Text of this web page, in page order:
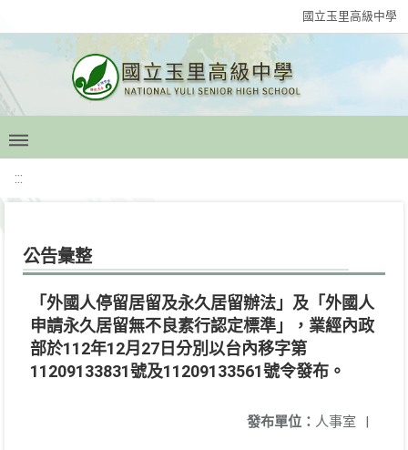
國立玉里高級中學
:::
公告彙整
「外國人停留居留及永久居留辦法」及「外國人
申請永久居留無不良素行認定標準」，業經內政
部於112年12月27日分別以台內移字第
11209133831號及11209133561號令發布。
發布單位： 人事室 |